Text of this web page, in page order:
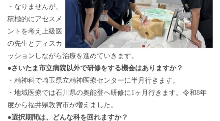
・なりませんが、
積極的にアセスメ
ントを考え上級医
の先生とディスカ
ッションしながら治療を進めていきます。
●さいたま市立病院以外で研修をする機会はありますか？
・精神科で埼玉県立精神医療センターに半月行きます。
・地域医療では石川県の奥能登へ研修に1ヶ月行きます。令和8年
度から福井県敦賀市が増えました。
●選択期間は、どんな科を回れますか？